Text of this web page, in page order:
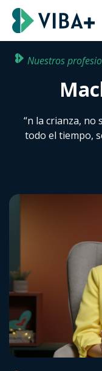
Nuestros
“n la crianza, no
todo el tiempo,